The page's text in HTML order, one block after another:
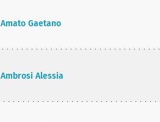
Amato Gaetano
Ambrosi Alessia